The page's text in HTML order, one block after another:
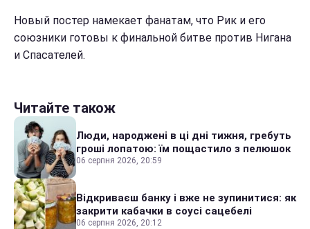
Новый постер намекает фанатам, что Рик и его
союзники готовы к финальной битве против Нигана
и Спасателей.
Читайте також
Люди, народжені в ці дні тижня, гребуть
гроші лопатою: їм пощастило з пелюшок
06 серпня 2026, 20:59
Відкриваєш банку і вже не зупинитися: як
закрити кабачки в соусі сацебелі
06 серпня 2026, 20:12